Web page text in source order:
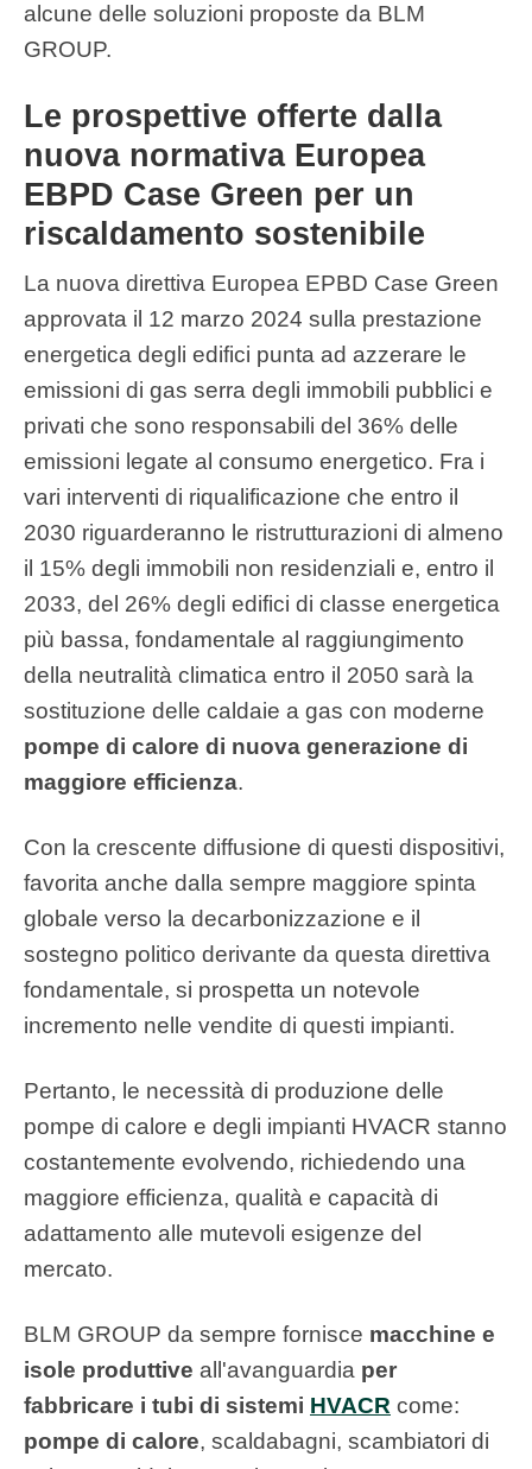
alcune delle soluzioni proposte da BLM
GROUP.
Le prospettive offerte dalla
nuova normativa Europea
EBPD Case Green per un
riscaldamento sostenibile
La nuova direttiva Europea EPBD Case Green
approvata il 12 marzo 2024 sulla prestazione
energetica degli edifici punta ad azzerare le
emissioni di gas serra degli immobili pubblici e
privati che sono responsabili del 36% delle
emissioni legate al consumo energetico. Fra i
vari interventi di riqualificazione che entro il
2030 riguarderanno le ristrutturazioni di almeno
il 15% degli immobili non residenziali e, entro il
2033, del 26% degli edifici di classe energetica
più bassa, fondamentale al raggiungimento
della neutralità climatica entro il 2050 sarà la
sostituzione delle caldaie a gas con moderne
pompe di calore di nuova generazione di
maggiore efficienza.
Con la crescente diffusione di questi dispositivi,
favorita anche dalla sempre maggiore spinta
globale verso la decarbonizzazione e il
sostegno politico derivante da questa direttiva
fondamentale, si prospetta un notevole
incremento nelle vendite di questi impianti.
Pertanto, le necessità di produzione delle
pompe di calore e degli impianti HVACR stanno
costantemente evolvendo, richiedendo una
maggiore efficienza, qualità e capacità di
adattamento alle mutevoli esigenze del
mercato.
BLM GROUP da sempre fornisce macchine e
isole produttive all'avanguardia per
fabbricare i tubi di sistemi HVACR come:
pompe di calore, scaldabagni, scambiatori di